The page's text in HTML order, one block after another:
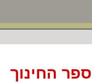
החינוך